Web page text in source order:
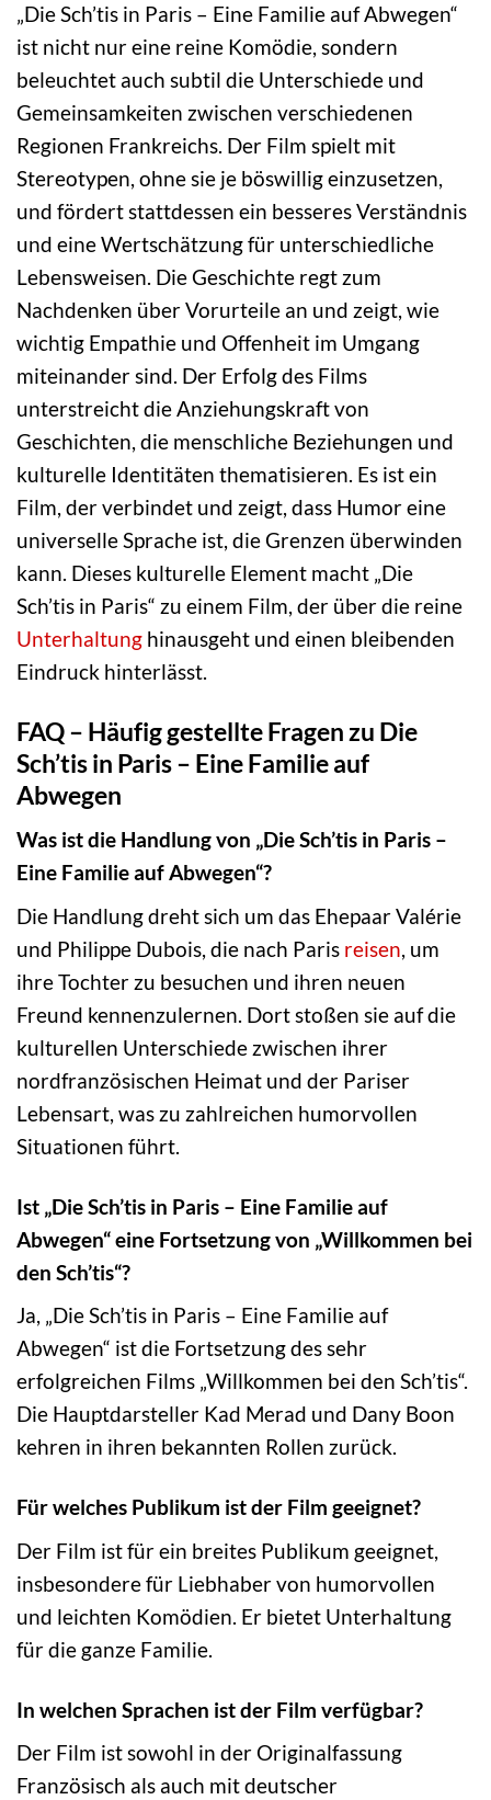
„Die Sch’tis in Paris – Eine Familie auf Abwegen“
ist nicht nur eine reine Komödie, sondern
beleuchtet auch subtil die Unterschiede und
Gemeinsamkeiten zwischen verschiedenen
Regionen Frankreichs. Der Film spielt mit
Stereotypen, ohne sie je böswillig einzusetzen,
und fördert stattdessen ein besseres Verständnis
und eine Wertschätzung für unterschiedliche
Lebensweisen. Die Geschichte regt zum
Nachdenken über Vorurteile an und zeigt, wie
wichtig Empathie und Offenheit im Umgang
miteinander sind. Der Erfolg des Films
unterstreicht die Anziehungskraft von
Geschichten, die menschliche Beziehungen und
kulturelle Identitäten thematisieren. Es ist ein
Film, der verbindet und zeigt, dass Humor eine
universelle Sprache ist, die Grenzen überwinden
kann. Dieses kulturelle Element macht „Die
Sch’tis in Paris“ zu einem Film, der über die reine
Unterhaltung hinausgeht und einen bleibenden
Eindruck hinterlässt.
FAQ – Häufig gestellte Fragen zu Die
Sch’tis in Paris – Eine Familie auf
Abwegen
Was ist die Handlung von „Die Sch’tis in Paris –
Eine Familie auf Abwegen“?
Die Handlung dreht sich um das Ehepaar Valérie
und Philippe Dubois, die nach Paris reisen, um
ihre Tochter zu besuchen und ihren neuen
Freund kennenzulernen. Dort stoßen sie auf die
kulturellen Unterschiede zwischen ihrer
nordfranzösischen Heimat und der Pariser
Lebensart, was zu zahlreichen humorvollen
Situationen führt.
Ist „Die Sch’tis in Paris – Eine Familie auf
Abwegen“ eine Fortsetzung von „Willkommen bei
den Sch’tis“?
Ja, „Die Sch’tis in Paris – Eine Familie auf
Abwegen“ ist die Fortsetzung des sehr
erfolgreichen Films „Willkommen bei den Sch’tis“.
Die Hauptdarsteller Kad Merad und Dany Boon
kehren in ihren bekannten Rollen zurück.
Für welches Publikum ist der Film geeignet?
Der Film ist für ein breites Publikum geeignet,
insbesondere für Liebhaber von humorvollen
und leichten Komödien. Er bietet Unterhaltung
für die ganze Familie.
In welchen Sprachen ist der Film verfügbar?
Der Film ist sowohl in der Originalfassung
Französisch als auch mit deutscher